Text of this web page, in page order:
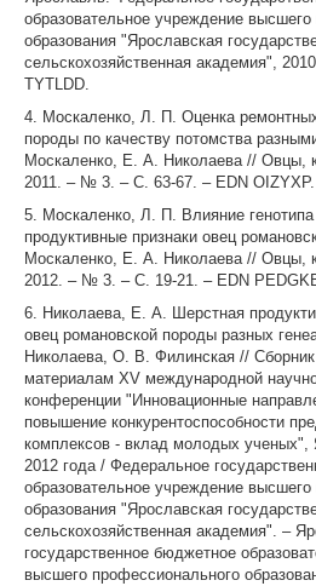
образовательное учреждение
образования "Ярославская
сельскохозяйственная академия",
TYTLDD.
4. Москаленко, Л. П. Оценка
породы по качеству потомства
Москаленко, Е. А. Николаева // Овцы,
2011. – № 3. – С. 63-67. – EDN OIZYXP.
5. Москаленко, Л. П. Влияние
продуктивные признаки овец
Москаленко, Е. А. Николаева // Овцы,
2012. – № 3. – С. 19-21. – EDN
6. Николаева, Е. А. Шерстная
овец романовской породы разных
Николаева, О. В. Филинская //
материалам XV международной
конференции "Инновационные
повышение конкурентоспособности
комплексов - вклад молодых ученых",
2012 года / Федеральное
образовательное учреждение
образования "Ярославская
сельскохозяйственная академия". –
государственное бюджетное
высшего профессионального